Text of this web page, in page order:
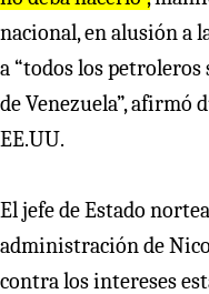
nacional, en alusión a
a “todos los
de Venezuela”, afirmó
EE.UU.
El jefe de Estado
administración de
contra los intereses